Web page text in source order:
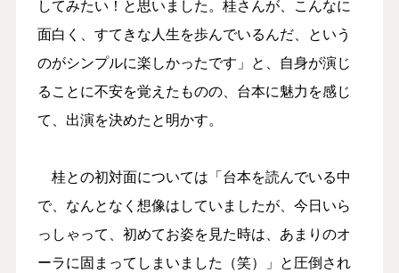
してみたい！と思いました。桂さんが、こんなに
面白く、すてきな人生を歩んでいるんだ、という
のがシンプルに楽しかったです」と、自身が演じ
ることに不安を覚えたものの、台本に魅力を感じ
て、出演を決めたと明かす。
桂との初対面については「台本を読んでいる中
で、なんとなく想像はしていましたが、今日いら
っしゃって、初めてお姿を見た時は、あまりのオ
ーラに固まってしまいました（笑）」と圧倒され